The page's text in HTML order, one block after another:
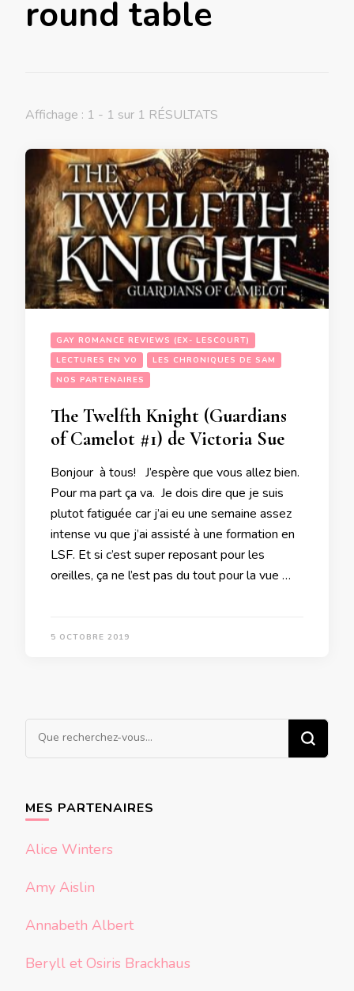
round table
Affichage : 1 - 1 sur 1 RÉSULTATS
GAY ROMANCE REVIEWS (EX- LESCOURT)
LECTURES EN VO
LES CHRONIQUES DE SAM
NOS PARTENAIRES
The Twelfth Knight (Guardians
of Camelot #1) de Victoria Sue
Bonjour à tous! J’espère que vous allez bien.
Pour ma part ça va. Je dois dire que je suis
plutot fatiguée car j’ai eu une semaine assez
intense vu que j’ai assisté à une formation en
LSF. Et si c’est super reposant pour les
oreilles, ça ne l’est pas du tout pour la vue …
5 OCTOBRE 2019
Vous
recherchiez
MES PARTENAIRES
Alice Winters
Amy Aislin
Annabeth Albert
Beryll et Osiris Brackhaus